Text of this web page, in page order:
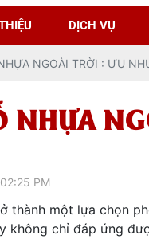
DỊCH VỤ
NGOÀI TRỜI : ƯU
NHỰA
PM
thành một lựa chọn
không chỉ đáp ứng